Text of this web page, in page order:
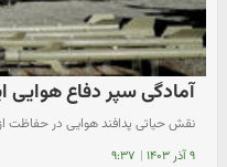
آمادگی سپر دفاع
نقش حیاتی پدافند هوایی در حفاظت
۹ آذر ۱۴۰۳ | ۹:۳۷